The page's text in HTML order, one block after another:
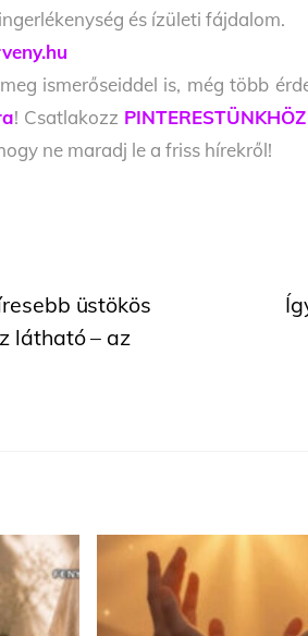
és ízületi fájdalom.
ismerőseiddel is, még több
! Csatlakozz PINTERESTÜNKHÖZ
ne maradj le a friss hírekről!
üstökös
látható – az